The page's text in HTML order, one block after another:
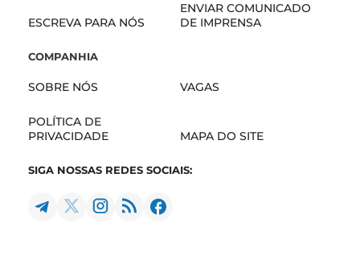
ESCREVA PARA NÓS
ENVIAR COMUNICADO
DE IMPRENSA
COMPANHIA
SOBRE NÓS VAGAS
POLÍTICA DE
PRIVACIDADE
MAPA DO SITE
SIGA NOSSAS REDES SOCIAIS: